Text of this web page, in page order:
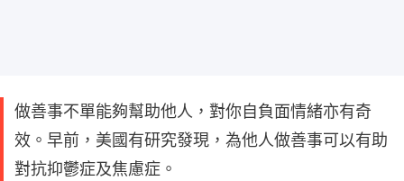
做善事不單能夠幫助他人，對你自負面情緒亦有奇
效。早前，美國有研究發現，為他人做善事可以有助
對抗抑鬱症及焦慮症。